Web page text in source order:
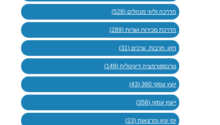
הדרכה וליווי מנהלים (528)
הדרכת מכירות ושרות (289)
חזון. תרבות. ערכים (31)
טרנספורמציה דיגיטלית (149)
יועץ עסקי 360 (43)
ייעוץ עסקי (356)
ימי עיון והרצאות (23)